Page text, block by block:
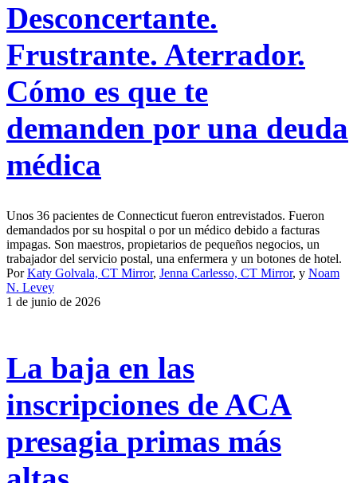
Desconcertante.
Frustrante. Aterrador.
Cómo es que te
demanden por una deuda
médica
Unos 36 pacientes de Connecticut fueron entrevistados. Fueron
demandados por su hospital o por un médico debido a facturas
impagas. Son maestros, propietarios de pequeños negocios, un
trabajador del servicio postal, una enfermera y un botones de hotel.
PorKaty Golvala, CT Mirror, Jenna Carlesso, CT Mirror, y Noam
N. Levey
1 de junio de 2026
La baja en las
inscripciones de ACA
presagia primas más